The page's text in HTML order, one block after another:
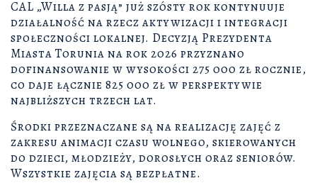
CAL „Willa z pasją” już szósty rok kontynuuje
działalność na rzecz aktywizacji i integracji
społeczności lokalnej. Decyzją Prezydenta
Miasta Torunia na rok 2026 przyznano
dofinansowanie w wysokości 275 000 zł rocznie,
co daje łącznie 825 000 zł w perspektywie
najbliższych trzech lat.
Środki przeznaczane są na realizację zajęć z
zakresu animacji czasu wolnego, skierowanych
do dzieci, młodzieży, dorosłych oraz seniorów.
Wszystkie zajęcia są bezpłatne.